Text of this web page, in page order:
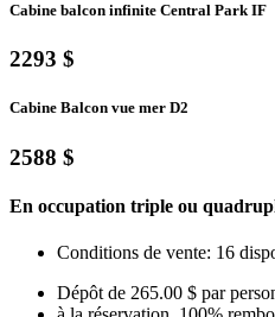
Cabine balcon infinite Central Park IF
2293 $
Cabine Balcon vue mer D2
2588 $
En occupation triple ou
Conditions de vente: 16
Dépôt de 265.00 $ par